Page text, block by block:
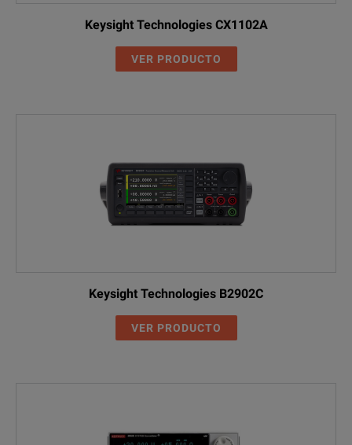
Keysight Technologies CX1102A
VER PRODUCTO
Keysight Technologies B2902C
VER PRODUCTO